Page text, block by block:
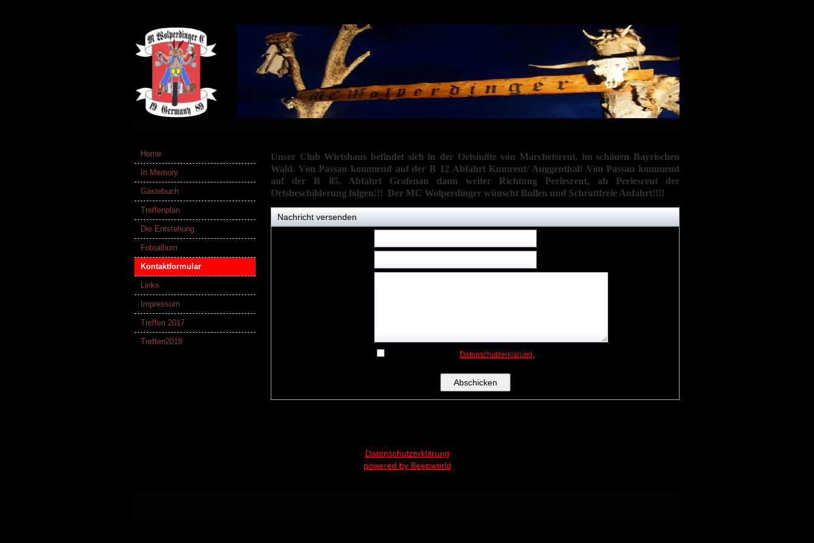
Home
In Memory
Gästebuch
Treffenplan
Die Entstehung
Fotoalbum
Kontaktformular
Links
Impressum
Treffen 2017
Treffen2018
Unser Club Wirtshaus befindet sich in der Ortsmitte von Marchetsreut, im schönen Bayrischen
Wald. Von Passau kommend auf der B 12 Abfahrt Kumreut/ Auggenthal! Von Passau kommend
auf der B 85, Abfahrt Grafenau dann weiter Richtung Perlesreut, ab Perlesreut der
Ortsbeschilderung folgen!!! Der MC Wolperdinger wünscht Bullen und Schrottfreie Anfahrt!!!!
Nachricht versenden
Datenschutzerklärung.
Datenschutzerklärung
powered by Beepworld